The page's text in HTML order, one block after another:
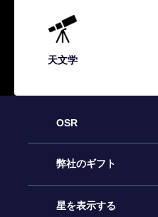
天文学
OSR
カスタマーサービス
お問い合わせ
弊社のギフト
Online Starギフト
星を表示する